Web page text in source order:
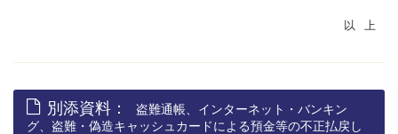
別添資料：
盗難通帳、インターネット・バンキン
グ、盗難・偽造キャッシュカードによる預金等の不正払戻し